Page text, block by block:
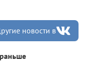
новости в